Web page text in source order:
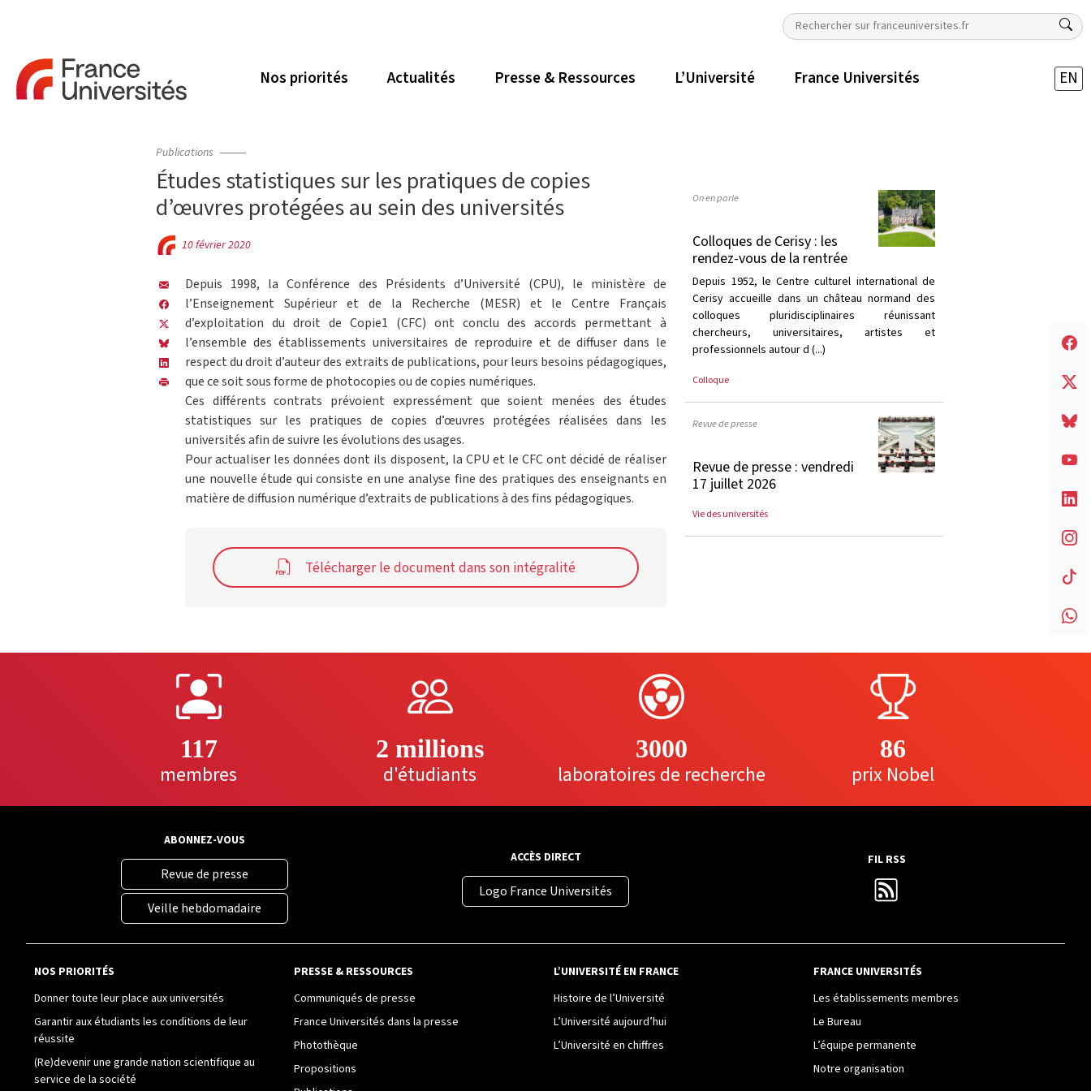
Nos priorités Actualités Presse & Ressources L’Université France Universités EN
Publications
Études statistiques sur les pratiques de copies
d’œuvres protégées au sein des universités
10 février 2020
Depuis 1998, la Conférence des Présidents d’Université (CPU), le ministère de
l’Enseignement Supérieur et de la Recherche (MESR) et le Centre Français
d’exploitation du droit de Copie1 (CFC) ont conclu des accords permettant à
l’ensemble des établissements universitaires de reproduire et de diffuser dans le
respect du droit d’auteur des extraits de publications, pour leurs besoins pédagogiques,
que ce soit sous forme de photocopies ou de copies numériques.
Ces différents contrats prévoient expressément que soient menées des études
statistiques sur les pratiques de copies d’œuvres protégées réalisées dans les
universités afin de suivre les évolutions des usages.
Pour actualiser les données dont ils disposent, la CPU et le CFC ont décidé de réaliser
une nouvelle étude qui consiste en une analyse fine des pratiques des enseignants en
matière de diffusion numérique d’extraits de publications à des fins pédagogiques.
Télécharger le document dans son intégralité
On en parle
Colloques de Cerisy : les
rendez-vous de la rentrée
Depuis 1952, le Centre culturel international de
Cerisy accueille dans un château normand des
colloques pluridisciplinaires réunissant
chercheurs, universitaires, artistes et
professionnels autour d (...)
Colloque
Revue de presse
Revue de presse : vendredi
17 juillet 2026
Vie des universités
117
membres
2 millions
d'étudiants
3000
laboratoires de recherche
86
prix Nobel
ABONNEZ-VOUS
Revue de presse
Veille hebdomadaire
ACCÈS DIRECT
Logo France Universités
FIL RSS
NOS PRIORITÉS
Donner toute leur place aux universités
Garantir aux étudiants les conditions de leur
réussite
(Re)devenir une grande nation scientifique au
service de la société
PRESSE & RESSOURCES
Communiqués de presse
France Universités dans la presse
Photothèque
Propositions
L’UNIVERSITÉ EN FRANCE
Histoire de l’Université
L’Université aujourd’hui
L’Université en chiffres
FRANCE UNIVERSITÉS
Les établissements membres
Le Bureau
L’équipe permanente
Notre organisation